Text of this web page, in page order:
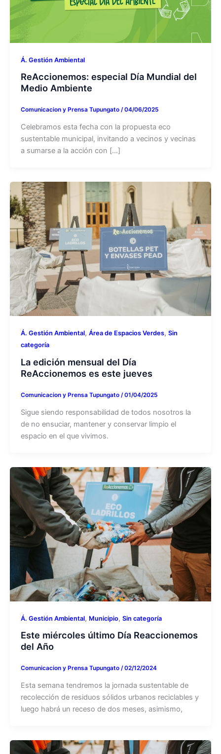
Á. Gestión Ambiental
ReAccionemos: especial Día Mundial del
Medio Ambiente
Comunicacion y Prensa Tupungato /04/06/2025
Celebramos esta fecha con la propuesta eco
sustentable municipal, invitando a vecinos y vecinas
a sumarse a la acción con […]
Á. Gestión Ambiental, Área de Espacios Verdes, Sin
categoría
La edición mensual del Día
ReAccionemos es este jueves
Comunicacion y Prensa Tupungato /01/04/2025
Sigue siendo responsabilidad de todos nosotros la
de no ensuciar, mantener y conservar limpio el
espacio en el que vivimos.
Á. Gestión Ambiental, Municipio, Sin categoría
Este miércoles último Día Reaccionemos
del Año
Comunicacion y Prensa Tupungato /02/12/2024
Esta semana tendremos la jornada sustentable de
recolección de residuos sólidos urbanos reciclables y
luego habrá un receso de dos meses, asimismo,